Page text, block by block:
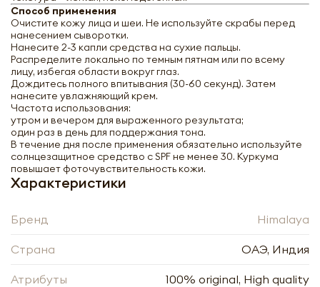
Способ применения
Очистите кожу лица и шеи. Не используйте скрабы перед
нанесением сыворотки.
Нанесите 2-3 капли средства на сухие пальцы.
Распределите локально по темным пятнам или по всему
лицу, избегая области вокруг глаз.
Дождитесь полного впитывания (30-60 секунд). Затем
нанесите увлажняющий крем.
Частота использования:
утром и вечером для выраженного результата;
один раз в день для поддержания тона.
В течение дня после применения обязательно используйте
солнцезащитное средство с SPF не менее 30. Куркума
повышает фоточувствительность кожи.
Характеристики
Бренд Himalaya
Страна ОАЭ, Индия
Атрибуты 100% original, High quality
Himalaya Сыворотка с куркумой против